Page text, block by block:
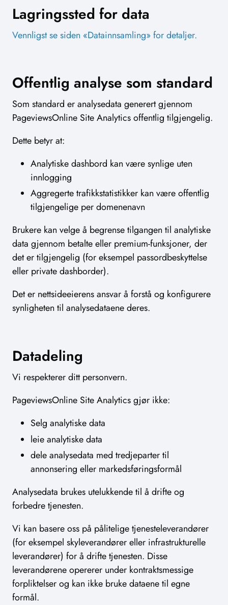
Lagringssted for data
Vennligst se siden «Datainnsamling» for detaljer.
Offentlig analyse som standard
Som standard er analysedata generert gjennom
PageviewsOnline Site Analytics offentlig tilgjengelig.
Dette betyr at:
Analytiske dashbord kan være synlige uten
innlogging
Aggregerte trafikkstatistikker kan være offentlig
tilgjengelige per domenenavn
Brukere kan velge å begrense tilgangen til analytiske
data gjennom betalte eller premium-funksjoner, der
det er tilgjengelig (for eksempel passordbeskyttelse
eller private dashborder).
Det er nettsideeierens ansvar å forstå og konfigurere
synligheten til analysedataene deres.
Datadeling
Vi respekterer ditt personvern.
PageviewsOnline Site Analytics gjør ikke:
Selg analytiske data
leie analytiske data
dele analysedata med tredjeparter til
annonsering eller markedsføringsformål
Analysedata brukes utelukkende til å drifte og
forbedre tjenesten.
Vi kan basere oss på pålitelige tjenesteleverandører
(for eksempel skyleverandører eller infrastrukturelle
leverandører) for å drifte tjenesten. Disse
leverandørene opererer under kontraktsmessige
forpliktelser og kan ikke bruke dataene til egne
formål.